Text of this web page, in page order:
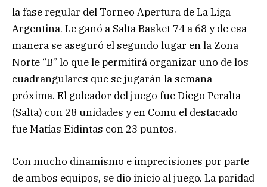
la fase regular del Torneo Apertura de La Liga
Argentina. Le ganó a Salta Basket 74 a 68 y de esa
manera se aseguró el segundo lugar en la Zona
Norte “B” lo que le permitirá organizar uno de los
cuadrangulares que se jugarán la semana
próxima. El goleador del juego fue Diego Peralta
(Salta) con 28 unidades y en Comu el destacado
fue Matías Eidintas con 23 puntos.
Con mucho dinamismo e imprecisiones por parte
de ambos equipos, se dio inicio al juego. La paridad